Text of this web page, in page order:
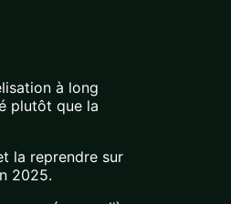
à long
plutôt que la
la reprendre sur
2025.